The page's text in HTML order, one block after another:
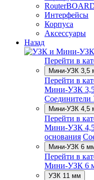
Интерфейсы
Корпуса
Аксессуары
Назад
Перейти в
Мини-УЗК 3,5
Перейти в
Мини-УЗК 3,5
Мини-УЗК 4,5
Перейти в
Мини-УЗК 4,5
основания
Мини-УЗК 6
Перейти в
Мини-УЗК 6
УЗК 11 мм